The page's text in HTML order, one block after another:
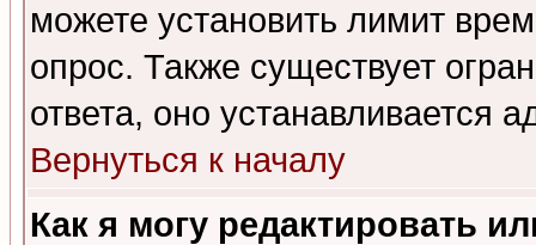
можете установить лимит
опрос. Также существует
ответа, оно устанавливается
Вернуться к началу
Как я могу редактировать